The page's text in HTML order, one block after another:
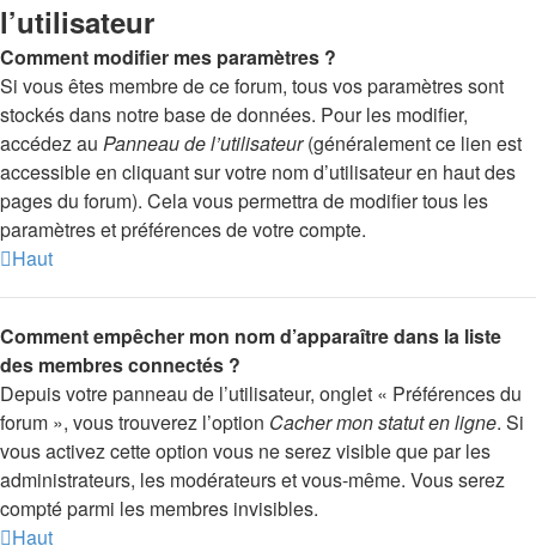
l’utilisateur
Comment modifier mes paramètres ?
Si vous êtes membre de ce forum, tous vos paramètres sont
stockés dans notre base de données. Pour les modifier,
accédez au Panneau de l’utilisateur(généralement ce lien est
accessible en cliquant sur votre nom d’utilisateur en haut des
pages du forum). Cela vous permettra de modifier tous les
paramètres et préférences de votre compte.
Haut
Comment empêcher mon nom d’apparaître dans la liste
des membres connectés ?
Depuis votre panneau de l’utilisateur, onglet « Préférences du
forum », vous trouverez l’option Cacher mon statut en ligne. Si
vous activez cette option vous ne serez visible que par les
administrateurs, les modérateurs et vous-même. Vous serez
compté parmi les membres invisibles.
Haut